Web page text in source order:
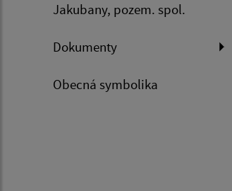
Jakubany, pozem. spol.
Dokumenty
Obecná symbolika